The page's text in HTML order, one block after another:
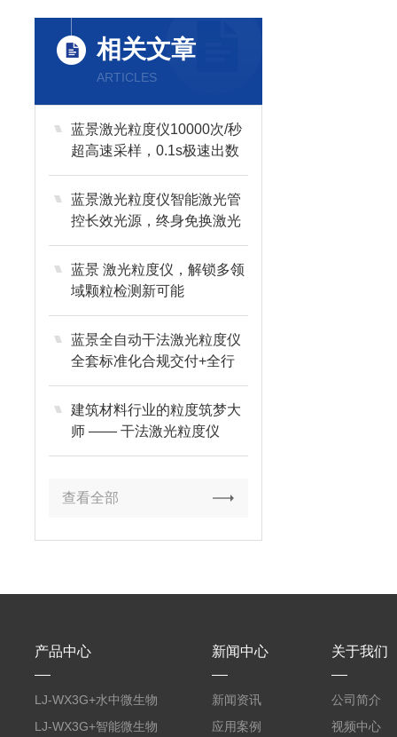
相关文章
ARTICLES
蓝景激光粒度仪10000次/秒
超高速采样，0.1s极速出数
蓝景激光粒度仪智能激光管
控长效光源，终身免换激光
器
蓝景 激光粒度仪，解锁多领
域颗粒检测新可能
蓝景全自动干法激光粒度仪
全套标准化合规交付+全行
业适配
建筑材料行业的粒度筑梦大
师 —— 干法激光粒度仪
查看全部
产品中心
LJ-WX3G+水中微生物
膜过滤装置
LJ-WX3G+智能微生物
新闻中心
新闻资讯
应用案例
关于我们
公司简介
视频中心